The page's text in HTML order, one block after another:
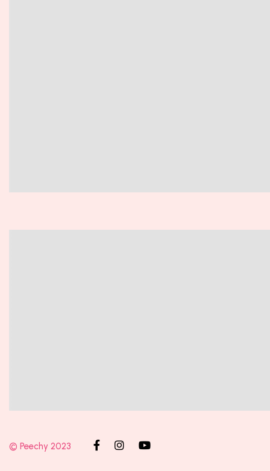
© Peechy 2023